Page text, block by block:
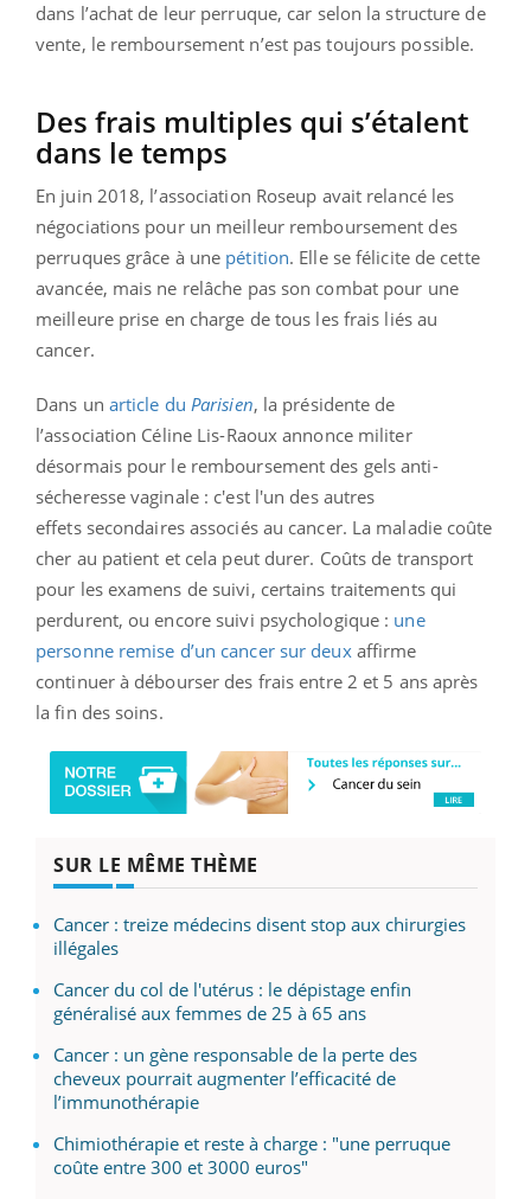
dans l’achat de leur perruque, car selon la structure de
vente, le remboursement n’est pas toujours possible.
Des frais multiples qui s’étalent
dans le temps
En juin 2018, l’association Roseup avait relancé les
négociations pour un meilleur remboursement des
perruques grâce à une pétition. Elle se félicite de cette
avancée, mais ne relâche pas son combat pour une
meilleure prise en charge de tous les frais liés au
cancer.
Dans un article du Parisien, la présidente de
l’association Céline Lis-Raoux annonce militer
désormais pour le remboursement des gels anti-
sécheresse vaginale : c'est l'un des autres
effets secondaires associés au cancer. La maladie coûte
cher au patient et cela peut durer. Coûts de transport
pour les examens de suivi, certains traitements qui
perdurent, ou encore suivi psychologique : une
personne remise d’un cancer sur deuxaffirme
continuer à débourser des frais entre 2 et 5 ans après
la fin des soins.
SUR LE MÊME THÈME
Cancer : treize médecins disent stop aux chirurgies
illégales
Cancer du col de l'utérus : le dépistage enfin
généralisé aux femmes de 25 à 65 ans
Cancer : un gène responsable de la perte des
cheveux pourrait augmenter l’efficacité de
l’immunothérapie
Chimiothérapie et reste à charge : "une perruque
coûte entre 300 et 3000 euros"